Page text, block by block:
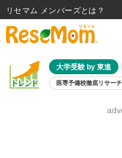
大学受験 by 東進
医専予備校徹底リサーチ
8月開催
リセマム メンバーズ